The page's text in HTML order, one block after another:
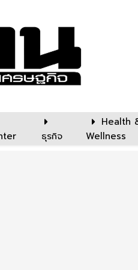
ธุรกิจ
Health
Wellness